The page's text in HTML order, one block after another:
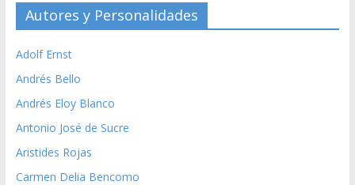
Autores y Personalidades
Adolf Ernst
Andrés Bello
Andrés Eloy Blanco
Antonio José de Sucre
Aristides Rojas
Carmen Delia Bencomo